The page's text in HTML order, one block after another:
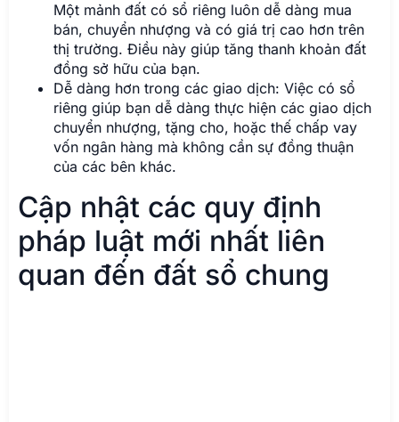
Một mảnh đất có sổ riêng luôn dễ dàng mua
bán, chuyển nhượng và có giá trị cao hơn trên
thị trường. Điều này giúp tăng thanh khoản đất
đồng sở hữu của bạn.
Dễ dàng hơn trong các giao dịch: Việc có sổ
riêng giúp bạn dễ dàng thực hiện các giao dịch
chuyển nhượng, tặng cho, hoặc thế chấp vay
vốn ngân hàng mà không cần sự đồng thuận
của các bên khác.
Cập nhật các quy định
pháp luật mới nhất liên
quan đến đất sổ chung